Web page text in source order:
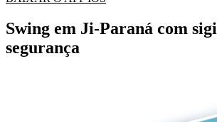
Swing em Ji-Paraná com
segurança